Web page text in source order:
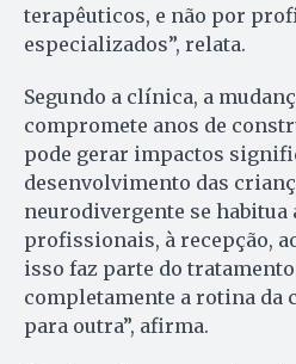
terapêuticos, e não por
especializados”, relata.
Segundo a clínica, a
compromete anos de
pode gerar impactos
desenvolvimento das
neurodivergente se habitua
profissionais, à recepção,
isso faz parte do
completamente a rotina da
para outra”, afirma.